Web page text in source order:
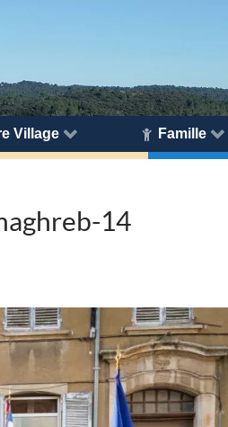
Village Famille
14